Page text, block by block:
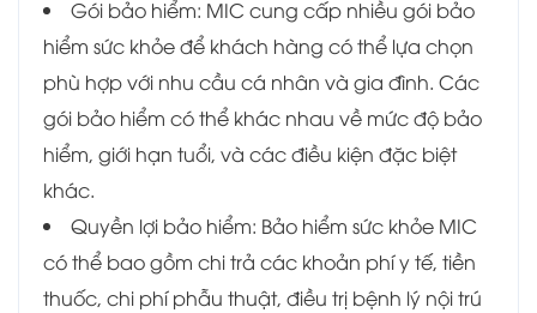
Gói bảo hiểm: MIC cung cấp nhiều gói bảo
hiểm sức khỏe để khách hàng có thể lựa chọn
phù hợp với nhu cầu cá nhân và gia đình. Các
gói bảo hiểm có thể khác nhau về mức độ bảo
hiểm, giới hạn tuổi, và các điều kiện đặc biệt
khác.
Quyền lợi bảo hiểm: Bảo hiểm sức khỏe MIC
có thể bao gồm chi trả các khoản phí y tế, tiền
thuốc, chi phí phẫu thuật, điều trị bệnh lý nội trú